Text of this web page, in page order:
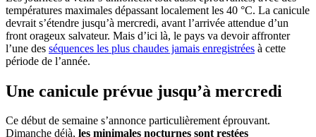
températures maximales dépassant localement les 40 °C. La canicule
devrait s’étendre jusqu’à mercredi, avant l’arrivée attendue d’un
front orageux salvateur. Mais d’ici là, le pays va devoir affronter
l’une des séquences les plus chaudes jamais enregistrées à cette
période de l’année.
Une canicule prévue jusqu’à mercredi
Ce début de semaine s’annonce particulièrement éprouvant.
Dimanche déjà, les minimales nocturnes sont restées